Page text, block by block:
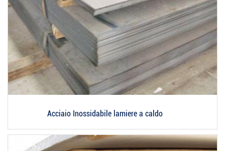
Acciaio Inossidabile lamiere a caldo